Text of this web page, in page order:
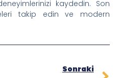
kaydedin. Son
takip edin ve modern
Sonraki